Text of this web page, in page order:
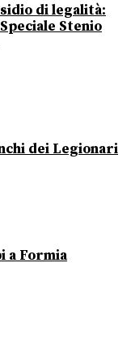
di legalità:
Stenio
dei Legionari
a Formia